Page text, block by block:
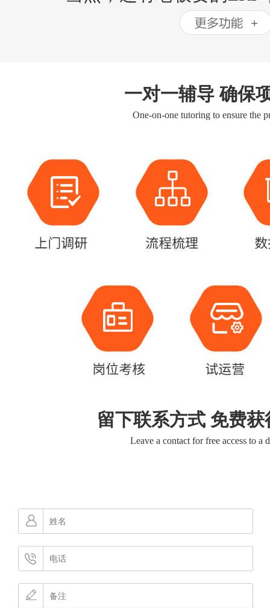
一对一辅导 确保
One-on-one tutoring to ensure the
留下联系方式 免费
Leave a contact for free access to a